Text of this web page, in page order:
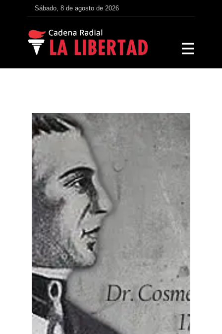
Sábado, 8 de agosto de 2026